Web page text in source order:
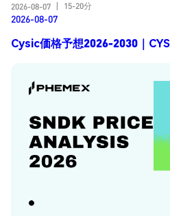
2026-08-07
15-20分
2026-08-07
Cysic価格予想2026-2030｜